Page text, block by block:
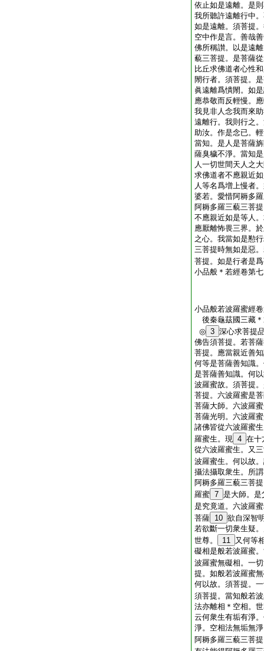
依止如是遠離。是
我所聽許遠離行中
如是遠離。須菩提
空中作是言。善哉
佛所稱讃。以是遠
藐三菩提。是菩薩
比丘求佛道者心性
閙行者。須菩提。
眞遠離爲憒閙。如
應恭敬而反輕慢。
我見非人念我而來
遠離行。我則行之
助汝。作是念已。
當知。是人是菩薩
薩臭穢不淨。當知
人一切世間天人之
求佛道者不應親近
人等名爲増上慢者
婆若。愛惜阿耨多
阿耨多羅三藐三菩
不應親近如是等人
應厭離怖畏三界。
之心。我當如是懃
三菩提時無如是惡
菩提。如是行者是
小品般＊若經卷第七
小品般若波羅蜜經
後秦龜茲國三藏
◎ 3 深心求菩提
佛告須菩提。若菩
菩提。應當親近善
何等是菩薩善知識
是菩薩善知識。何
波羅蜜故。須菩提
菩提。六波羅蜜是
菩薩大師。六波羅
菩薩光明。六波羅
諸佛皆從六波羅蜜
羅蜜生。現 4 在十
從六波羅蜜生。又
波羅蜜生。何以故
攝法攝取衆生。所
阿耨多羅三藐三菩
羅蜜 7 是大師。是
是究竟道。六波羅
菩薩 10 欲自深智
若欲斷一切衆生疑
世尊。
11 又何等
礙相是般若波羅蜜
波羅蜜無礙相。一
提。如般若波羅蜜
何以故。須菩提。
須菩提。當知般若
法亦離相＊空相。
云何衆生有垢有淨
淨。空相法無垢無
阿耨多羅三藐三菩